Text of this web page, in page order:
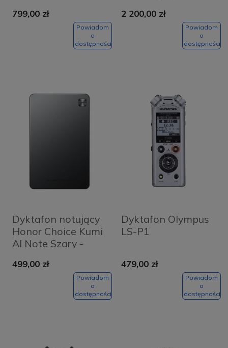
799,00 zł
Powiadom
o
dostępności
2600+AS-2400
2 200,00 zł
Powiadom
o
dostępności
Dyktafon notujący
Honor Choice Kumi
AI Note Szary -
499,00 zł
Powiadom
o
dostępności
Dyktafon Olympus
LS-P1
479,00 zł
Powiadom
o
dostępności